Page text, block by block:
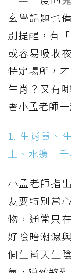
玄學話題也
別提醒，有
或容易吸收
特定場所，
生肖？又有
著小孟老師一
1. 生肖鼠、
上、水邊」
小孟老師指
友要特別當
物，通常只
好陰暗潮濕
個生肖天生